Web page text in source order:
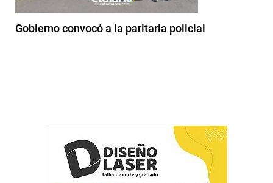
Gobierno convocó a la paritaria policial